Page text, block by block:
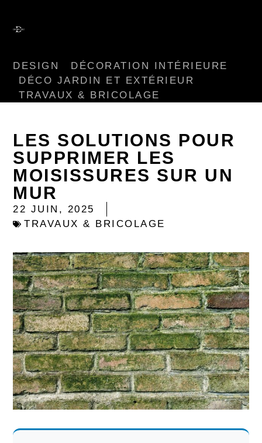
DESIGN
DÉCORATION INTÉRIEURE
DÉCO JARDIN ET EXTÉRIEUR
TRAVAUX & BRICOLAGE
LES SOLUTIONS POUR
SUPPRIMER LES
MOISISSURES SUR UN
MUR
22 JUIN, 2025
TRAVAUX & BRICOLAGE